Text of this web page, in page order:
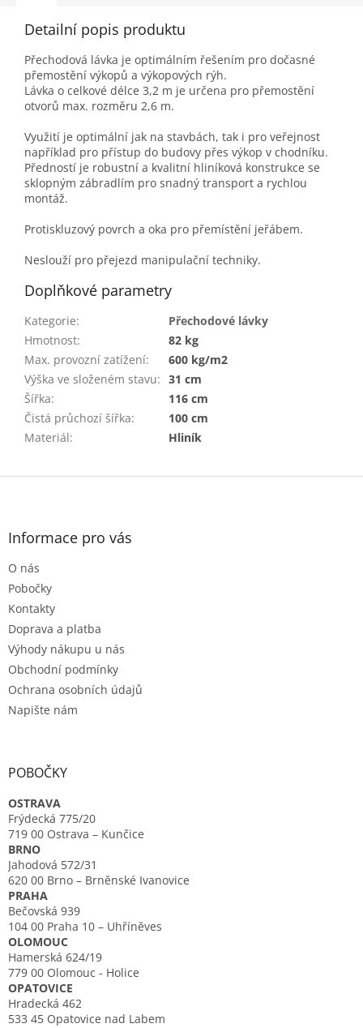
Detailní popis produktu
Přechodová lávka je optimálním řešením pro dočasné
přemostění výkopů a výkopových rýh.
Lávka o celkové délce 3,2 m je určena pro přemostění
otvorů max. rozměru 2,6 m.
Využití je optimální jak na stavbách, tak i pro veřejnost
například pro přístup do budovy přes výkop v chodníku.
Předností je robustní a kvalitní hliníková konstrukce se
sklopným zábradlím pro snadný transport a rychlou
montáž.
Protiskluzový povrch a oka pro přemístění jeřábem.
Neslouží pro přejezd manipulační techniky.
Doplňkové parametry
Kategorie:
Přechodové lávky
Hmotnost:
82 kg
Max. provozní zatížení:
600 kg/m2
Výška ve složeném stavu: 31 cm
Šířka:
116 cm
Čistá průchozí šířka:
100 cm
Materiál: Hliník
Z
Informace pro vás
O nás
Pobočky
Kontakty
Doprava a platba
Výhody nákupu u nás
Obchodní podmínky
Ochrana osobních údajů
Napište nám
POBOČKY
OSTRAVA
Frýdecká 775/20
719 00 Ostrava – Kunčice
BRNO
Jahodová 572/31
620 00 Brno – Brněnské Ivanovice
PRAHA
Bečovská 939
104 00 Praha 10 – Uhříněves
OLOMOUC
Hamerská 624/19
779 00 Olomouc - Holice
OPATOVICE
Hradecká 462
533 45 Opatovice nad Labem